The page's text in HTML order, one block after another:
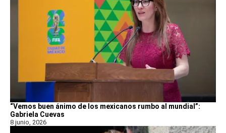
“Vemos buen ánimo de los mexicanos rumbo al mundial”:
Gabriela Cuevas
8 junio, 2026